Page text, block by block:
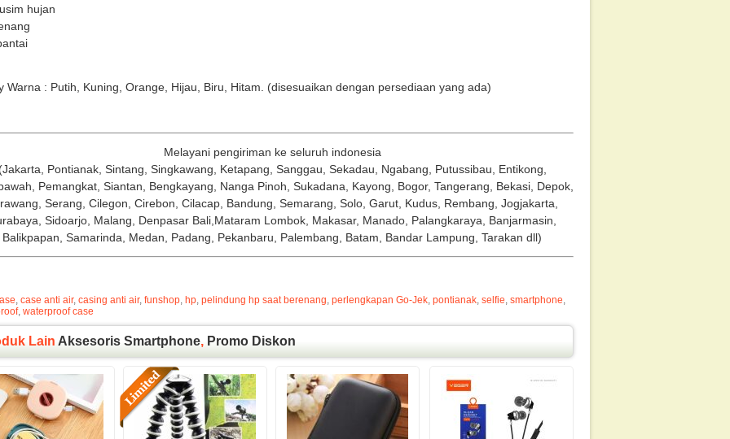
hujan
Warna : Putih, Kuning, Orange, Hijau, Biru, Hitam. (disesuaikan dengan persediaan yang ada)
Melayani pengiriman ke seluruh indonesia
(Jakarta, Pontianak, Sintang, Singkawang, Ketapang, Sanggau, Sekadau, Ngabang, Putussibau, Entikong,
Pemangkat, Siantan, Bengkayang, Nanga Pinoh, Sukadana, Kayong, Bogor, Tangerang, Bekasi, Depok,
Serang, Cilegon, Cirebon, Cilacap, Bandung, Semarang, Solo, Garut, Kudus, Rembang, Jogjakarta,
Sidoarjo, Malang, Denpasar Bali,Mataram Lombok, Makasar, Manado, Palangkaraya, Banjarmasin,
Balikpapan, Samarinda, Medan, Padang, Pekanbaru, Palembang, Batam, Bandar Lampung, Tarakan dll)
, case anti air, casing anti air, funshop, hp, pelindung hp saat berenang, perlengkapan Go-Jek, pontianak, selfie, smartphone,
, waterproof case
Lain Aksesoris Smartphone, Promo Diskon